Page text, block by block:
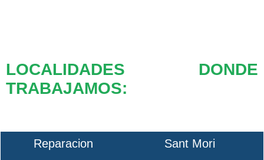
LOCALIDADES DONDE
TRABAJAMOS:
Reparacion
Sant Mori